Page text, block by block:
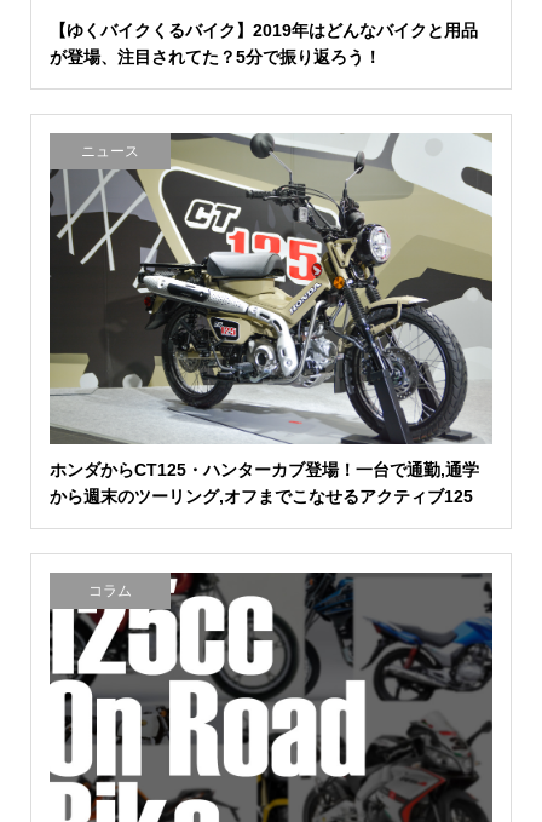
【ゆくバイクくるバイク】2019年はどんなバイクと用品
が登場、注目されてた？5分で振り返ろう！
ニュース
ホンダからCT125・ハンターカブ登場！一台で通勤,通学
から週末のツーリング,オフまでこなせるアクティブ125
コラム